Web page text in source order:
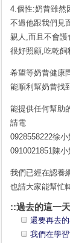
4.個性:奶昔雖然
不過他跟我們見
親人,而且不會
很好照顧,吃乾
希望等奶昔健康
能順利幫奶昔找
能提供任何幫助
請電
0928558222徐小
0910021851陳小
我們已經在認養
也請大家能幫忙
::過去的這一
還要再去
我們在學